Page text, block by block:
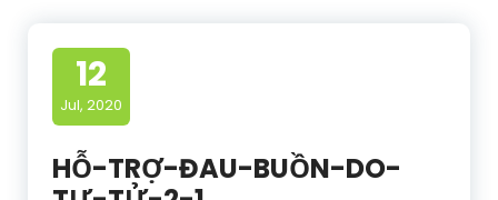
12
Jul, 2020
HỖ-TRỢ-ĐAU-BUỒN-DO-